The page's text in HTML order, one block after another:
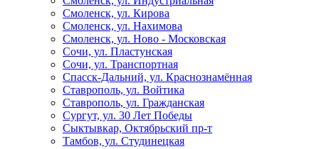
Смоленск, ул. Кирова
Смоленск, ул. Нахимова
Смоленск, ул. Ново - Московская
Сочи, ул. Пластунская
Сочи, ул. Транспортная
Спасск-Дальний, ул. Краснознамённая
Ставрополь, ул. Войтика
Ставрополь, ул. Гражданская
Сургут, ул. 30 Лет Победы
Сыктывкар, Октябрьский пр-т
Тамбов, ул. Студинецкая